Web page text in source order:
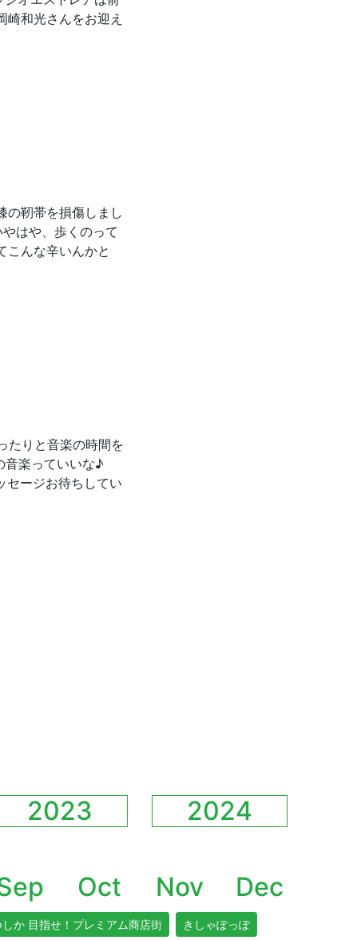
崎和光さんをお迎え
の靭帯を損傷しまし
はや、歩くのって
こんな辛いんかと
たりと音楽の時間を
音楽っていいな♪
ージお待ちしてい
2023
2024
Oct Nov Dec
か 目指せ！プレミアム商店街 きしゃぽっぽ